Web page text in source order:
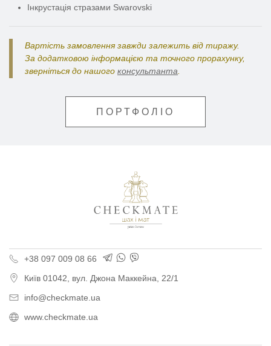
Інкрустація стразами Swarovski
Вартість замовлення завжди залежить від тиражу.
За додатковою інформацією та точного прорахунку,
зверніться до нашого консультанта.
ПОРТФОЛІО
+38 097 009 08 66
Київ 01042, вул. Джона Маккейна, 22/1
info@checkmate.ua
www.checkmate.ua